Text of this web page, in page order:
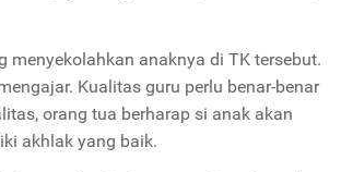
anaknya di TK tersebut.
Kualitas guru perlu benar-benar
orang tua berharap si anak akan
akhlak yang baik.